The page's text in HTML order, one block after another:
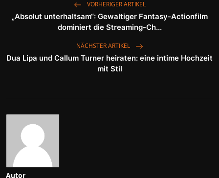
VORHERIGER ARTIKEL
„Absolut unterhaltsam“: Gewaltiger Fantasy-Actionfilm
dominiert die Streaming-Ch...
NÄCHSTER ARTIKEL
Dua Lipa und Callum Turner heiraten: eine intime Hochzeit
mit Stil
Autor